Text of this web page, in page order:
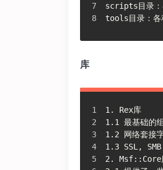
scripts目录：
tools目录：各
库
1. Rex库
1.1 最基础的
1.2 网络套接
1.3 SSL,
2. Msf::Core